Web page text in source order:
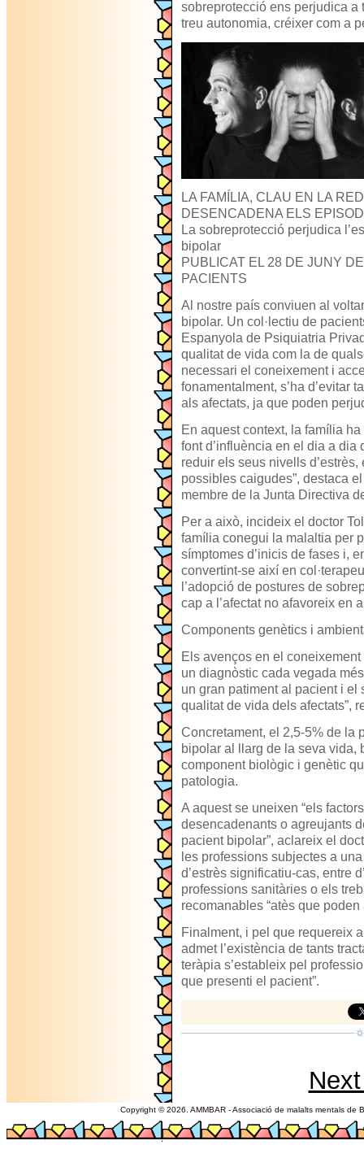
sobreprotecció ens perjudica a
treu autonomia, créixer com a
LA FAMÍLIA, CLAU EN LA
DESENCADENA ELS
La sobreprotecció perjudica
bipolar
PUBLICAT EL 28 DE JUNY
PACIENTS
Al nostre país conviuen al
bipolar. Un col·lectiu de
Espanyola de Psiquiatria
qualitat de vida com la de
necessari el coneixement i
fonamentalment, s’ha d’evitar
als afectats, ja que poden
En aquest context, la família
font d’influència en el dia a dia
reduir els seus nivells
possibles caigudes”, destaca
membre de la Junta Directiva
Per a això, incideix el doctor
família conegui la malaltia per
símptomes d’inicis de fases i,
convertint-se així en
l’adopció de postures de
cap a l’afectat no afavoreix en
Components genètics i
Els avenços en el
un diagnòstic cada vegada
un gran patiment al pacient i el
qualitat de vida dels afectats”,
Concretament, el 2,5-5% de la
bipolar al llarg de la seva vida,
component biològic i genètic
patologia.
A aquest se uneixen “els
desencadenants o agreujants
pacient bipolar”, aclareix el
les professions subjectes a
d’estrès significatiu-cas, entre
professions sanitàries o els
recomanables “atès que
Finalment, i pel que requereix
admet l’existència de tants
teràpia s’estableix pel
que presenti el pacient”.
Copyright © 2026. AMMBAR - Associació de malalts mentals de